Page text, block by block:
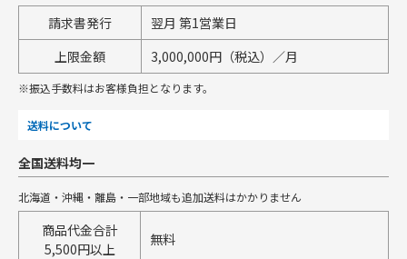
請求書発行
翌月 第1営業日
上限金額
3,000,000円（税込）／月
※振込手数料はお客様負担となります。
送料について
全国送料均一
北海道・沖縄・離島・一部地域も追加送料はかかりません
商品代金合計
5,500円以上
無料